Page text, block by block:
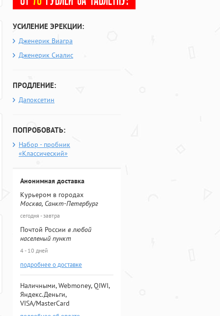
УСИЛЕНИЕ ЭРЕКЦИИ:
Дженерик Виагра
Дженерик Сиалис
ПРОДЛЕНИЕ:
Дапоксетин
ПОПРОБОВАТЬ:
Набор - пробник
«Классический»
Анонимная доставка
Курьером в городах
Москва, Санкт-Петербург
сегодня - завтра
Почтой России в любой
населеный пункт
4 - 10 дней
подробнее о доставке
Наличными, Webmoney, QIWI,
Яндекс.Деньги,
VISA/MasterCard